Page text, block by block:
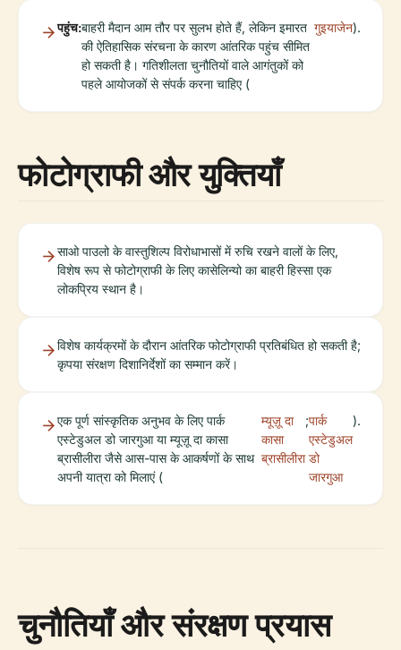
पहुंच:बाहरी मैदान आम तौर पर सुलभ होते हैं, लेकिन इमारत
की ऐतिहासिक संरचना के कारण आंतरिक पहुंच सीमित
हो सकती है। गतिशीलता चुनौतियों वाले आगंतुकों को
पहले आयोजकों से संपर्क करना चाहिए (
गुइयाजेन).
फोटोग्राफी और युक्तियाँ
साओ पाउलो के वास्तुशिल्प विरोधाभासों में रुचि रखने वालों के लिए,
विशेष रूप से फोटोग्राफी के लिए कासेलिन्यो का बाहरी हिस्सा एक
लोकप्रिय स्थान है।
विशेष कार्यक्रमों के दौरान आंतरिक फोटोग्राफी प्रतिबंधित हो सकती है;
कृपया संरक्षण दिशानिर्देशों का सम्मान करें।
एक पूर्ण सांस्कृतिक अनुभव के लिए पार्क
एस्टेडुअल डो जारगुआ या म्यूज़ू दा कासा
ब्रासीलीरा जैसे आस-पास के आकर्षणों के साथ
अपनी यात्रा को मिलाएं (
म्यूज़ू दा
कासा
ब्रासीलीरा
;पार्क
एस्टेडुअल
डो
जारगुआ
).
चुनौतियाँ और संरक्षण प्रयास